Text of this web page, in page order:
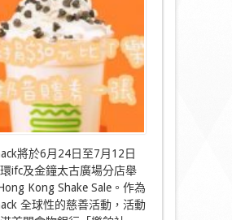
送
你
$48〉
將於6月24日至7月12日
ifc及金鐘太古廣場分店舉
Kong Shake Sale。作為
全球性的慈善活動，活動